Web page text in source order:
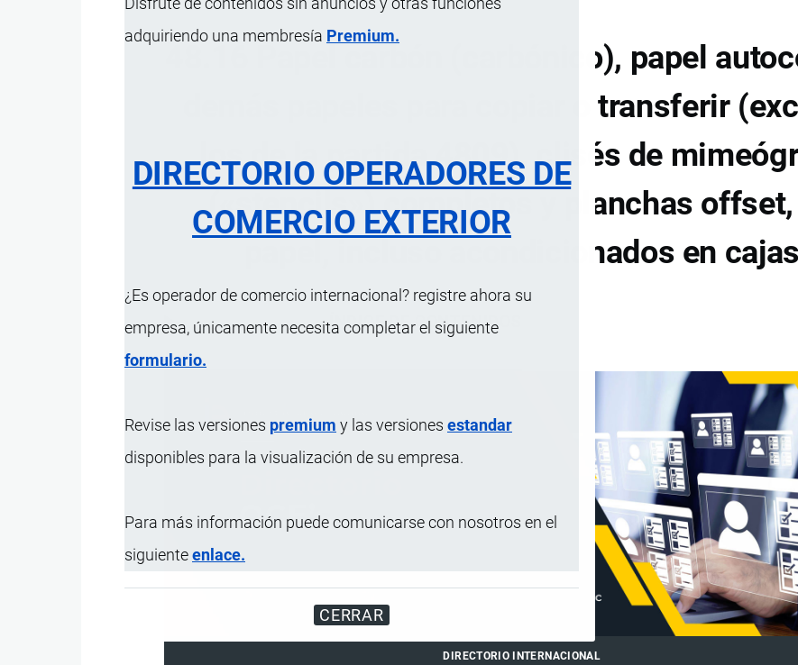
adquiriendo una membresía Premium.
DIRECTORIO OPERADORES DE
COMERCIO EXTERIOR
¿Es operador de comercio internacional? registre ahora su
empresa, únicamente necesita completar el siguiente
formulario.
Revise las versiones premium y las versiones estandar
disponibles para la visualización de su empresa.
Para más información puede comunicarse con nosotros en el
siguienteenlace.
CERRAR
48.16 Papel carbón (carbónico), papel
demás papeles para copiar o transferir
los de la partida 4809), clisés de
(«stencils») completos y planchas
papel, incluso acondicionados en cajas
ÍNDICE DE CONTENIDOS
DIRECTORIO INTERNACIONAL